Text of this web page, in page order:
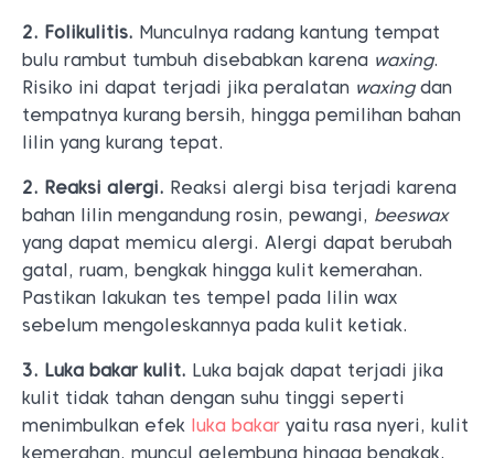
2. Folikulitis. Munculnya radang kantung tempat
bulu rambut tumbuh disebabkan karena waxing.
Risiko ini dapat terjadi jika peralatan waxingdan
tempatnya kurang bersih, hingga pemilihan bahan
lilin yang kurang tepat.
2. Reaksi alergi. Reaksi alergi bisa terjadi karena
bahan lilin mengandung rosin, pewangi, beeswax
yang dapat memicu alergi. Alergi dapat berubah
gatal, ruam, bengkak hingga kulit kemerahan.
Pastikan lakukan tes tempel pada lilin wax
sebelum mengoleskannya pada kulit ketiak.
3. Luka bakar kulit. Luka bajak dapat terjadi jika
kulit tidak tahan dengan suhu tinggi seperti
menimbulkan efek luka bakar yaitu rasa nyeri, kulit
kemerahan, muncul gelembung hingga bengkak.